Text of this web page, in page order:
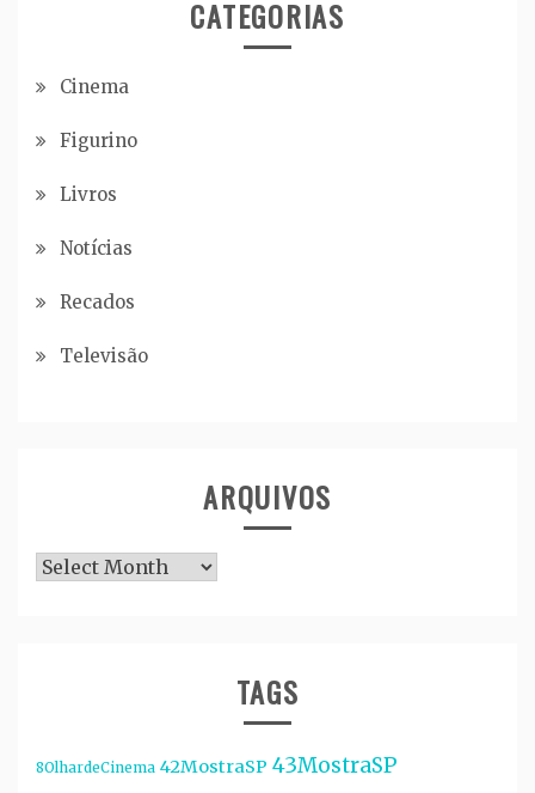
CATEGORIAS
Cinema
Figurino
Livros
Notícias
Recados
Televisão
ARQUIVOS
Arquivos
TAGS
8OlhardeCinema 42MostraSP 43MostraSP